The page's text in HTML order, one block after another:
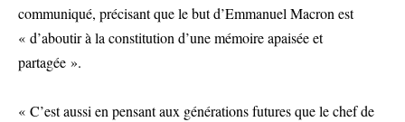
communiqué, précisant que le but d’Emmanuel Macron est
« d’aboutir à la constitution d’une mémoire apaisée et
partagée ».
« C’est aussi en pensant aux générations futures que le chef de